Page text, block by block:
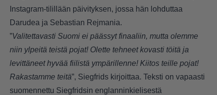
Instagram-tilillään päivityksen, jossa hän lohduttaa
Darudea ja Sebastian Rejmania.
”Valitettavasti Suomi ei päässyt finaaliin, mutta olemme
niin ylpeitä teistä pojat! Olette tehneet kovasti töitä ja
levittäneet hyvää fiilistä ympärillenne! Kiitos teille pojat!
Rakastamme teitä”, Siegfrids kirjoittaa. Teksti on vapaasti
suomennettu Siegfridsin englanninkielisestä